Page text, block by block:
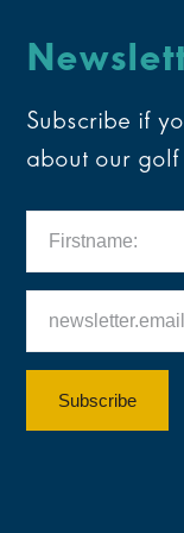
Subscribe if
about our golf